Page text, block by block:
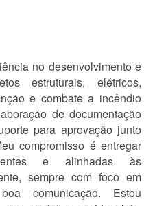
no desenvolvimento e
estruturais, elétricos,
e combate a incêndio
de documentação
para aprovação junto
compromisso é entregar
e alinhadas às
sempre com foco em
comunicação. Estou